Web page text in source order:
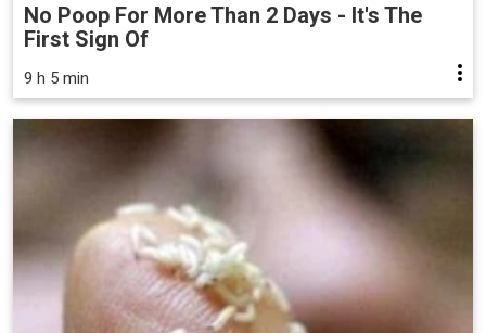
No Poop For More Than 2 Days - It's The
First Sign Of
9 h 5 min